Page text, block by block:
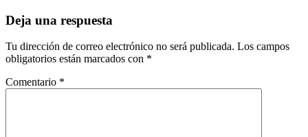
Deja una respuesta
Tu dirección de correo electrónico no será publicada. Los campos
obligatorios están marcados con *
Comentario *